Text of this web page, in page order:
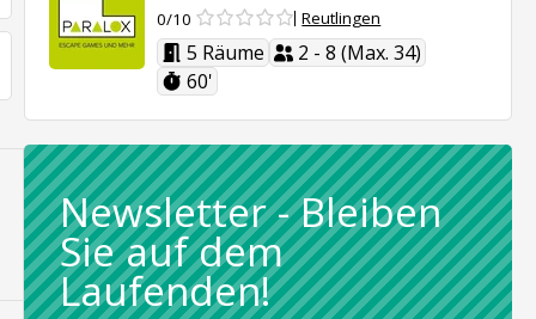
0/10 Reutlingen
5 Räume
2 - 8 (Max. 34)
60'
Newsletter -Bleiben
Sie auf dem
Laufenden!